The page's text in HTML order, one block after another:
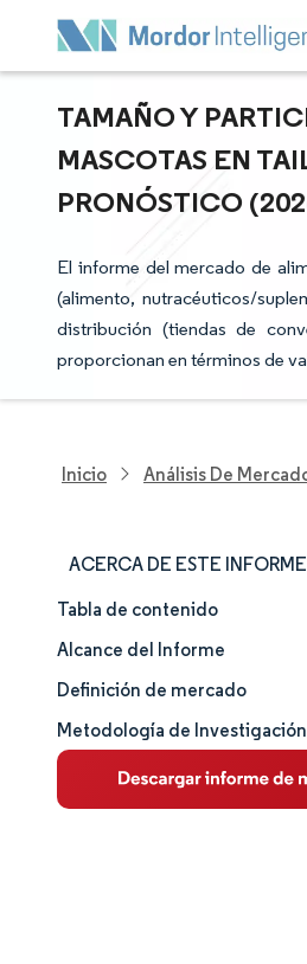
TAMAÑO Y
MASCOTAS EN
PRONÓSTICO
El informe del mercado de
(alimento, nutracéuticos/
distribución (tiendas de
proporcionan en términos de
Inicio Análisis De
ACERCA DE ESTE INFORME
Tamaño y cuota de mercado
Análisis de mercado
Tendencias e ideas
Análisis de segmentos
Tabla de contenido
Alcance del Informe
Definición de mercado
Metodología de Investigación